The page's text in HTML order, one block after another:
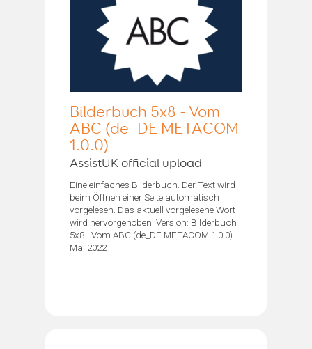
Bilderbuch 5x8 - Vom
ABC (de_DE METACOM
1.0.0)
AssistUK official upload
Eine einfaches Bilderbuch. Der Text wird
beim Öffnen einer Seite automatisch
vorgelesen. Das aktuell vorgelesene Wort
wird hervorgehoben. Version: Bilderbuch
5x8 - Vom ABC (de_DE METACOM 1.0.0)
Mai 2022